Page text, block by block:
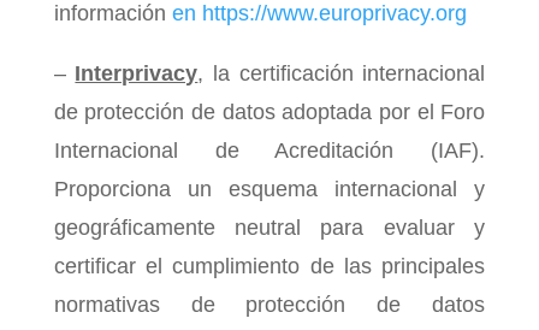
información en https://www.europrivacy.org
– Interprivacy, la certificación internacional
de protección de datos adoptada por el Foro
Internacional de Acreditación (IAF).
Proporciona un esquema internacional y
geográficamente neutral para evaluar y
certificar el cumplimiento de las principales
normativas de protección de datos